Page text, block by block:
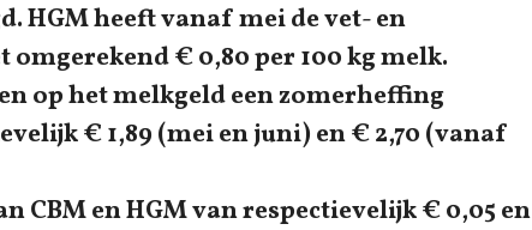
HGM heeft vanaf mei de vet- en
€ 0,80 per 100 kg melk.
op het melkgeld een zomerheffing
€ 1,89 (mei en juni) en € 2,70 (vanaf
CBM en HGM van respectievelijk € 0,05 en